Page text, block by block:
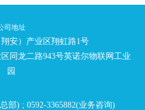
司地址
安）产业区翔虹路1号
同龙二路943号英诺尔物联网工业
园
部) ; 0592-3365882(业务咨询)